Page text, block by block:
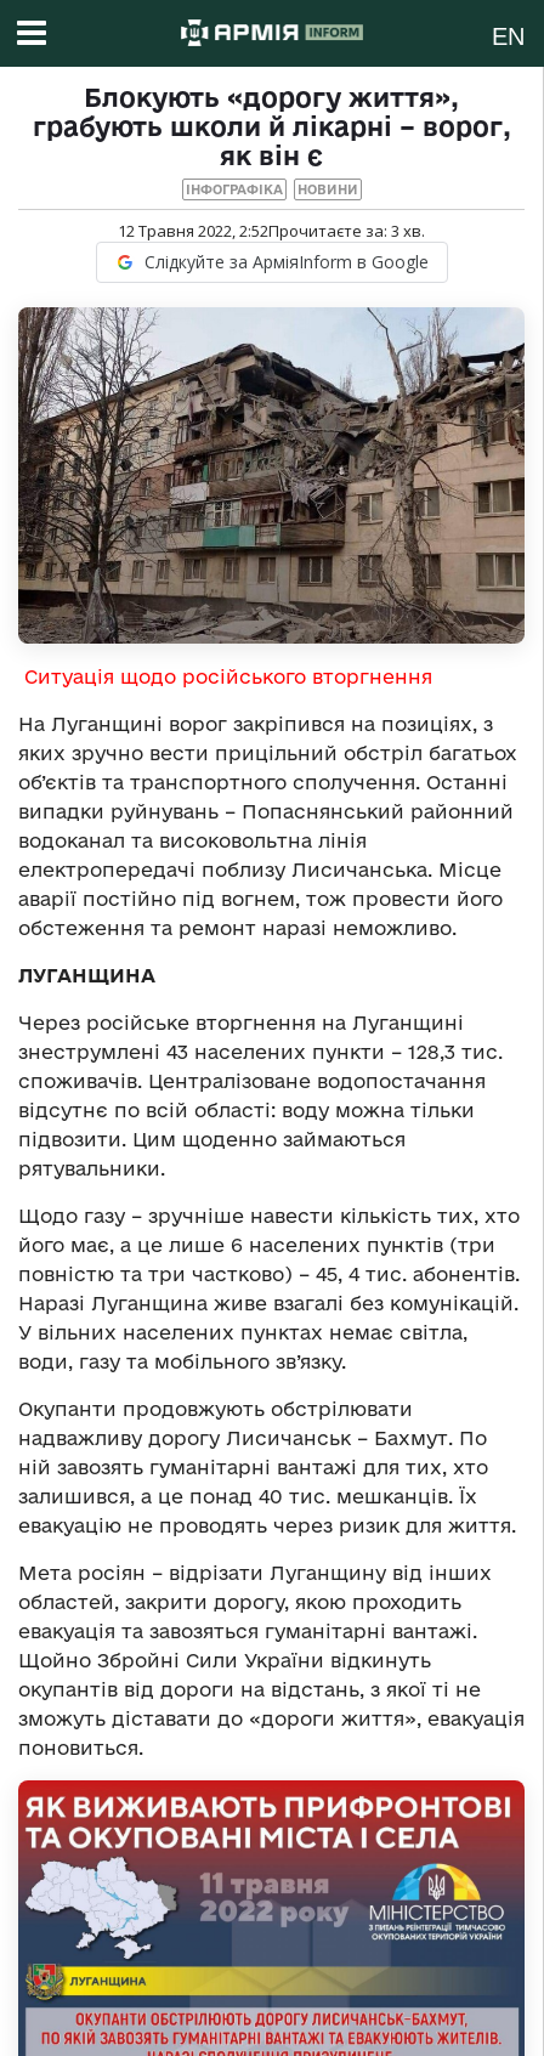
EN
Блокують «дорогу життя»,
грабують школи й лікарні – ворог,
як він є
ІНФОГРАФІКА НОВИНИ
12 Травня 2022, 2:52Прочитаєте за: 3 хв.
Слідкуйте за АрміяInform в Google
Ситуація щодо російського вторгнення
На Луганщині ворог закріпився на позиціях, з
яких зручно вести прицільний обстріл багатьох
об’єктів та транспортного сполучення. Останні
випадки руйнувань – Попаснянський районний
водоканал та високовольтна лінія
електропередачі поблизу Лисичанська. Місце
аварії постійно під вогнем, тож провести його
обстеження та ремонт наразі неможливо.
ЛУГАНЩИНА
Через російське вторгнення на Луганщині
знеструмлені 43 населених пункти – 128,3 тис.
споживачів. Централізоване водопостачання
відсутнє по всій області: воду можна тільки
підвозити. Цим щоденно займаються
рятувальники.
Щодо газу – зручніше навести кількість тих, хто
його має, а це лише 6 населених пунктів (три
повністю та три частково) – 45, 4 тис. абонентів.
Наразі Луганщина живе взагалі без комунікацій.
У вільних населених пунктах немає світла,
води, газу та мобільного зв’язку.
Окупанти продовжують обстрілювати
надважливу дорогу Лисичанськ – Бахмут. По
ній завозять гуманітарні вантажі для тих, хто
залишився, а це понад 40 тис. мешканців. Їх
евакуацію не проводять через ризик для життя.
Мета росіян – відрізати Луганщину від інших
областей, закрити дорогу, якою проходить
евакуація та завозяться гуманітарні вантажі.
Щойно Збройні Сили України відкинуть
окупантів від дороги на відстань, з якої ті не
зможуть діставати до «дороги життя», евакуація
поновиться.